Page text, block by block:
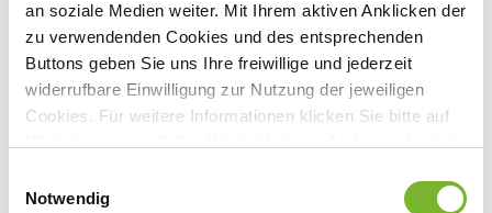
an soziale Medien weiter. Mit Ihrem aktiven Anklicken der
zu verwendenden Cookies und des entsprechenden
Buttons geben Sie uns Ihre freiwillige und jederzeit
widerrufbare Einwilligung zur Nutzung der jeweiligen
Cookies. Für weitere Informationen klicken Sie bitte auf
Datenschutzerklärung
Notwendig
Einheitliche Fortbildungsnummer EFN (optional)
E-Mail*